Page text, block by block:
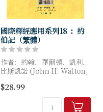
國際釋經應用系列18 ：約
伯記（繁體）
作者：約翰．華爾頓、凱利．
比斯凱諾 (John H. Walton,
約伯記以主角約伯命名。大家
讀到這位主角受...
$28.99